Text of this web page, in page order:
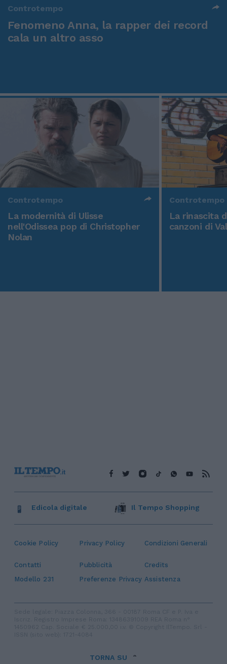
Controtempo
Fenomeno Anna, la rapper dei record
cala un altro asso
Controtempo
La modernità di Ulisse
nell'Odissea pop di Christopher
Nolan
Controtempo
La rinascita
canzoni di
Cookie Policy Privacy Policy Condizioni Generali
Contatti Pubblicità
Credits
Modello 231
Preferenze Privacy Assistenza
Edicola digitale Il Tempo Shopping
TORNA SU